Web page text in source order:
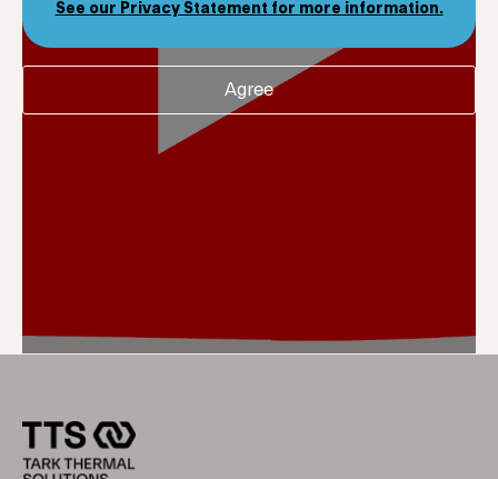
See our Privacy Statement for more information.